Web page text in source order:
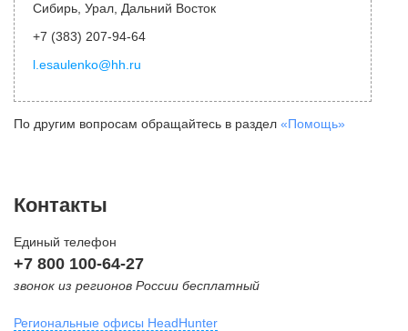
Сибирь, Урал, Дальний Восток
+7 (383) 207-94-64
l.esaulenko@hh.ru
По другим вопросам обращайтесь в раздел «Помощь»
Контакты
Единый телефон
+7 800 100-64-27
звонок из регионов России бесплатный
Региональные офисы HeadHunter